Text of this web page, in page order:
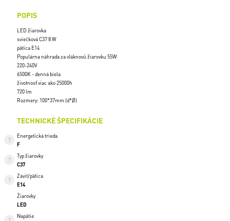
POPIS
LED žiarovka
sviečková C37 8 W
pätica E14
Populárna náhrada za vláknovú žiarovku 55W
220-240V
6500K - denná biela
životnosť viac ako 25000h
720 lm
Rozmery: 100*37mm (d*Ø)
TECHNICKÉ ŠPECIFIKÁCIE
Energetická trieda
F
Typ žiarovky
C37
Závit/pätica
E14
Žiarovky
LED
Napätie